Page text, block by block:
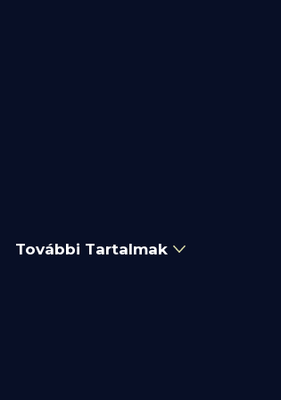
További Tartalmak